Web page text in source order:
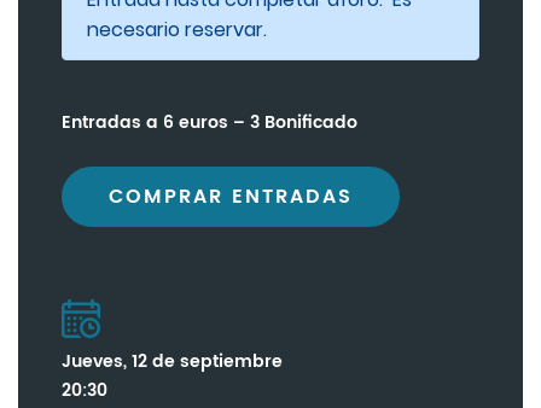
necesario reservar.
Entradas a 6 euros – 3 Bonificado
COMPRAR ENTRADAS
Jueves, 12 de septiembre
20:30